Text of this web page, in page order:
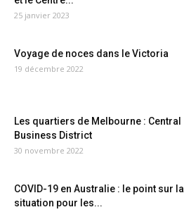
25 janvier 2023
Voyage de noces dans le Victoria
19 décembre 2022
Les quartiers de Melbourne : Central
Business District
30 novembre 2022
COVID-19 en Australie : le point sur la
situation pour les...